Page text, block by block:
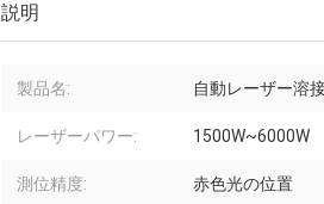
説明
製品名: 自動レーザー溶
レーザーパワー: 1500W~6000W
測位精度: 赤色光の位置